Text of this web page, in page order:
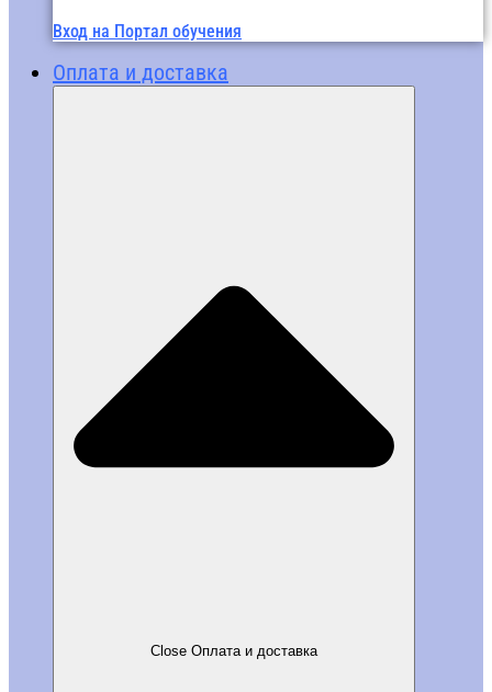
Вход на Портал обучения
Оплата и доставка
Close Оплата и доставка